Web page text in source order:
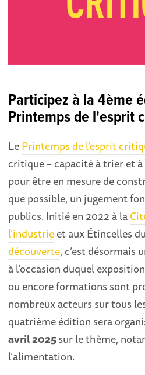
Participez à la 4ème
Printemps de l'esprit
LePrintemps de l’esprit
critique – capacité à trier et
pour être en mesure de
que possible, un jugement
publics. Initié en 2022 à la
l’industrieet aux Étincelles du
découverte, c’est désormais
à l’occasion duquel
ou encore formations sont
nombreux acteurs sur tous
quatrième édition sera
avril 2025sur le thème,
l’alimentation.